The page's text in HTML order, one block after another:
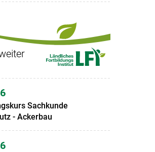
Sachkunde
- Ackerbau